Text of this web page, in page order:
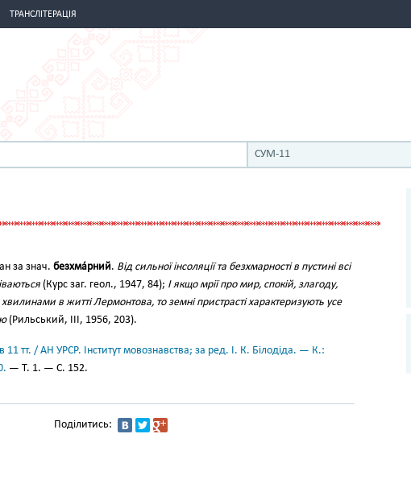
ТРАНСЛІТЕРАЦІЯ
СУМ-11
за знач. безхма́рний. Від сильної інсоляції та безхмарності в пустині всі
(Курс заг. геол., 1947, 84); І якщо мрії про мир, спокій, злагоду,
хвилинами в житті Лермонтова, то земні пристрасті характеризують усе
(Рильський, III, 1956, 203).
11 тт. / АН УРСР. Інститут мовознавства; за ред. І. К. Білодіда. — К.:
— Т. 1. — С. 152.
Поділитись: